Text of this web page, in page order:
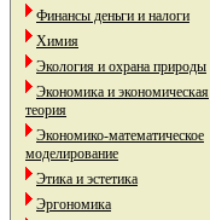
Финансы деньги и налоги
Химия
Экология и охрана природы
Экономика и экономическая
теория
Экономико-математическое
моделирование
Этика и эстетика
Эргономика